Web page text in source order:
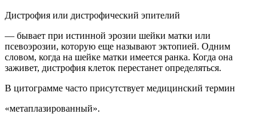
Дистрофия или дистрофический эпителий
— бывает при истинной эрозии шейки матки или
псевоэрозии, которую еще называют эктопией. Одним
словом, когда на шейке матки имеется ранка. Когда она
заживет, дистрофия клеток перестанет определяться.
В цитограмме часто присутствует медицинский термин
«метаплазированный».